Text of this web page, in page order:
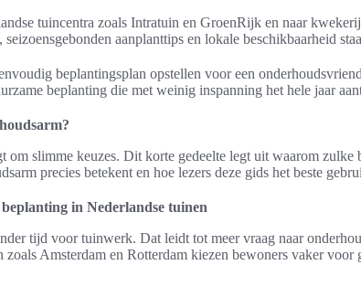
tuincentra zoals Intratuin en GroenRijk en naar
aanplanttips en lokale beschikbaarheid
beplantingsplan opstellen voor een
beplanting die met weinig inspanning het hele jaar
om slimme keuzes. Dit korte gedeelte legt uit waarom zulke
precies betekent en hoe lezers deze gids het beste
in Nederlandse tuinen
tijd voor tuinwerk. Dat leidt tot meer vraag naar
zoals Amsterdam en Rotterdam kiezen bewoners vaker voor